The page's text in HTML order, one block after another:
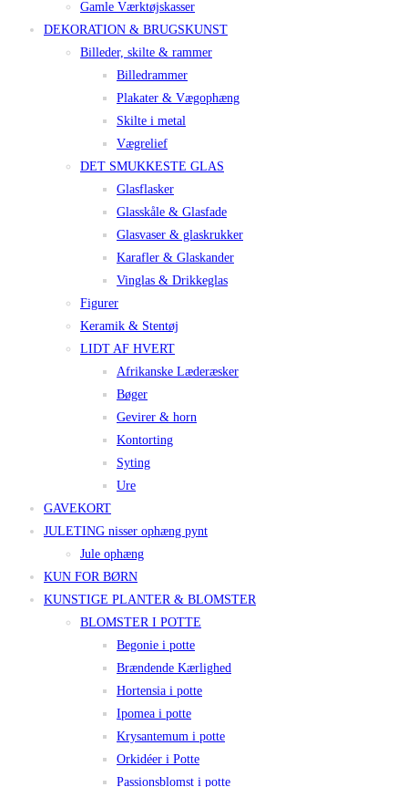
Gamle Værktøjskasser
DEKORATION & BRUGSKUNST
Billeder, skilte & rammer
Billedrammer
Plakater & Vægophæng
Skilte i metal
Vægrelief
DET SMUKKESTE GLAS
Glasflasker
Glasskåle & Glasfade
Glasvaser & glaskrukker
Karafler & Glaskander
Vinglas & Drikkeglas
Figurer
Keramik & Stentøj
LIDT AF HVERT
Afrikanske Læderæsker
Bøger
Gevirer & horn
Kontorting
Syting
Ure
GAVEKORT
JULETING nisser ophæng pynt
Jule ophæng
KUN FOR BØRN
KUNSTIGE PLANTER & BLOMSTER
BLOMSTER I POTTE
Begonie i potte
Brændende Kærlighed
Hortensia i potte
Ipomea i potte
Krysantemum i potte
Orkidéer i Potte
Passionsblomst i potte